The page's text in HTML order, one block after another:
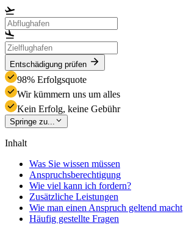
Entschädigung prüfen
98% Erfolgsquote
Wir kümmern uns um alles
Kein Erfolg, keine Gebühr
Springe zu...
Inhalt
Was Sie wissen müssen
Anspruchsberechtigung
Wie viel kann ich fordern?
Zusätzliche Leistungen
Wie man einen Anspruch geltend macht
Häufig gestellte Fragen